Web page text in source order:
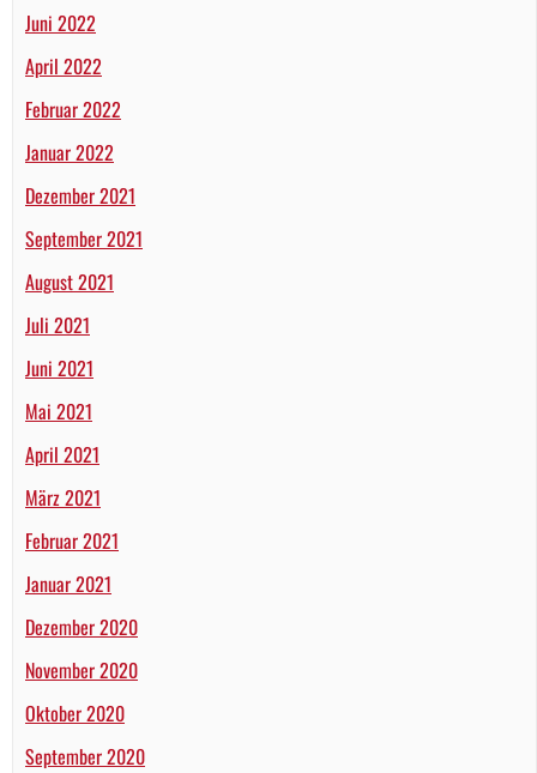
Juni 2022
April 2022
Februar 2022
Januar 2022
Dezember 2021
September 2021
August 2021
Juli 2021
Juni 2021
Mai 2021
April 2021
März 2021
Februar 2021
Januar 2021
Dezember 2020
November 2020
Oktober 2020
September 2020